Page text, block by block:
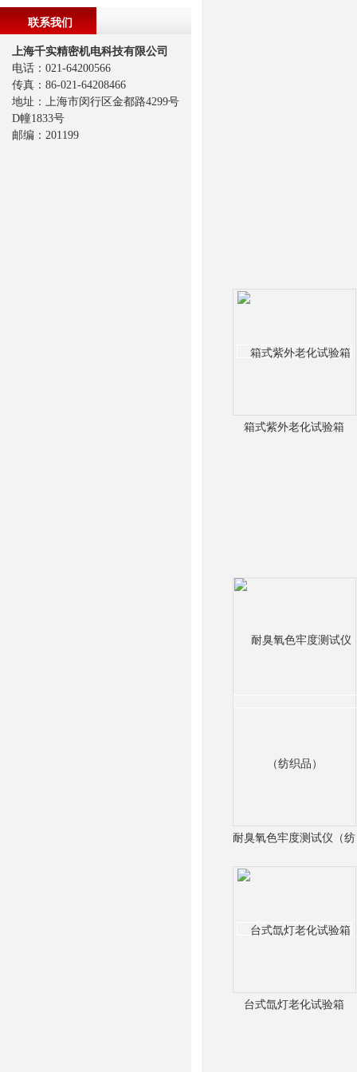
箱式紫外老化试验箱
耐臭氧色牢度测试仪（纺
台式氙灯老化试验箱
联系我们
上海千实精密机电科技有限公司
电话：021-64200566
传真：86-021-64208466
地址：上海市闵行区金都路4299号
D幢1833号
邮编：201199